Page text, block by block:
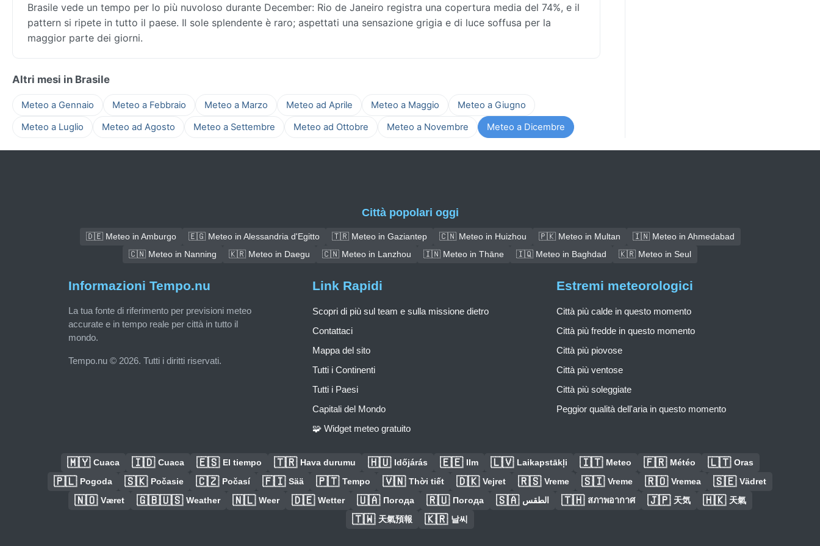
Brasile vede un tempo per lo più nuvoloso durante December: Rio de Janeiro registra una copertura media del 74%, e il
pattern si ripete in tutto il paese. Il sole splendente è raro; aspettati una sensazione grigia e di luce soffusa per la
maggior parte dei giorni.
Altri mesi in Brasile
Meteo a Gennaio Meteo a Febbraio Meteo a Marzo Meteo ad Aprile Meteo a Maggio
Meteo a Giugno
Meteo a Luglio
Meteo ad Agosto Meteo a Settembre Meteo ad Ottobre Meteo a Novembre Meteo a Dicembre
Città popolari oggi
🇩🇪 Meteo in Amburgo 🇪🇬 Meteo in Alessandria d'Egitto 🇹🇷 Meteo in Gaziantep 🇨🇳 Meteo in Huizhou 🇵🇰 Meteo in Multan
🇮🇳 Meteo in Ahmedabad
🇨🇳 Meteo in Nanning
🇰🇷 Meteo in Daegu 🇨🇳 Meteo in Lanzhou 🇮🇳 Meteo in Thāne 🇮🇶 Meteo in Baghdad 🇰🇷 Meteo in Seul
Informazioni Tempo.nu
La tua fonte di riferimento per previsioni meteo
accurate e in tempo reale per città in tutto il
mondo.
Tempo.nu © 2026. Tutti i diritti riservati.
Link Rapidi
Scopri di più sul team e sulla missione dietro
Contattaci
Mappa del sito
Tutti i Continenti
Tutti i Paesi
Capitali del Mondo
🧩 Widget meteo gratuito
Estremi meteorologici
Città più calde in questo momento
Città più fredde in questo momento
Città più piovose
Città più ventose
Città più soleggiate
Peggior qualità dell'aria in questo momento
🇲🇾 Cuaca 🇮🇩 Cuaca 🇪🇸 El tiempo 🇹🇷 Hava durumu 🇭🇺 Időjárás 🇪🇪 Ilm 🇱🇻 Laikapstākļi 🇮🇹 Meteo 🇫🇷 Météo 🇱🇹 Oras
🇵🇱 Pogoda 🇸🇰 Počasie 🇨🇿 Počasí 🇫🇮 Sää 🇵🇹 Tempo 🇻🇳 Thời tiết 🇩🇰 Vejret 🇷🇸 Vreme 🇸🇮 Vreme 🇷🇴 Vremea 🇸🇪 Vädret
🇳🇴 Været 🇬🇧🇺🇸 Weather 🇳🇱 Weer 🇩🇪 Wetter 🇺🇦 Погода 🇷🇺 Погода 🇸🇦 الطقس 🇹🇭 สภาพอากาศ 🇯🇵 天気 🇭🇰 天氣
🇹🇼 天氣預報 🇰🇷 날씨